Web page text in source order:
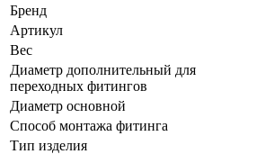
Бренд
Артикул
Вес
Диаметр дополнительный для
переходных фитингов
Диаметр основной
Способ монтажа фитинга
Тип изделия